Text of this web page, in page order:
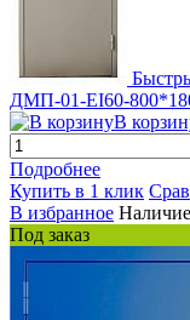
ДМП-01-EI60-
В
Подробнее
Купить в 1 клик
В избранное
Под заказ